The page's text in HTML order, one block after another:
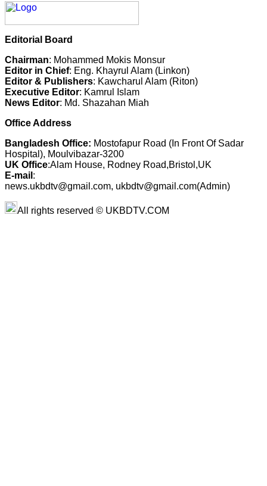
Editorial Board
Chairman: Mohammed Mokis Monsur
Editor in Chief: Eng. Khayrul Alam (Linkon)
Editor & Publishers: Kawcharul Alam (Riton)
Executive Editor: Kamrul Islam
News Editor: Md. Shazahan Miah
Office Address
Bangladesh Office: Mostofapur Road (In Front Of Sadar
Hospital), Moulvibazar-3200
UK Office:Alam House, Rodney Road,Bristol,UK
E-mail :
news.ukbdtv@gmail.com, ukbdtv@gmail.com(Admin)
All rights reserved © UKBDTV.COM